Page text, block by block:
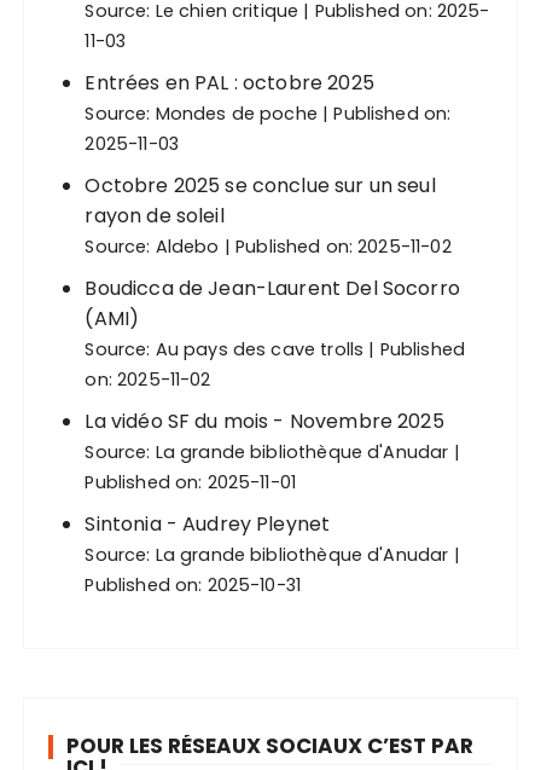
Source: Le chien critique
Published on: 2025-
11-03
Entrées en PAL : octobre 2025
Source: Mondes de poche
Published on:
2025-11-03
Octobre 2025 se conclue sur un seul
rayon de soleil
Source: Aldebo Published on: 2025-11-02
Boudicca de Jean-Laurent Del Socorro
(AMI)
Source: Au pays des cave trolls
Published
on: 2025-11-02
La vidéo SF du mois - Novembre 2025
Source: La grande bibliothèque d'Anudar
Published on: 2025-11-01
Sintonia - Audrey Pleynet
Source: La grande bibliothèque d'Anudar
Published on: 2025-10-31
POUR LES RÉSEAUX SOCIAUX C’EST PAR